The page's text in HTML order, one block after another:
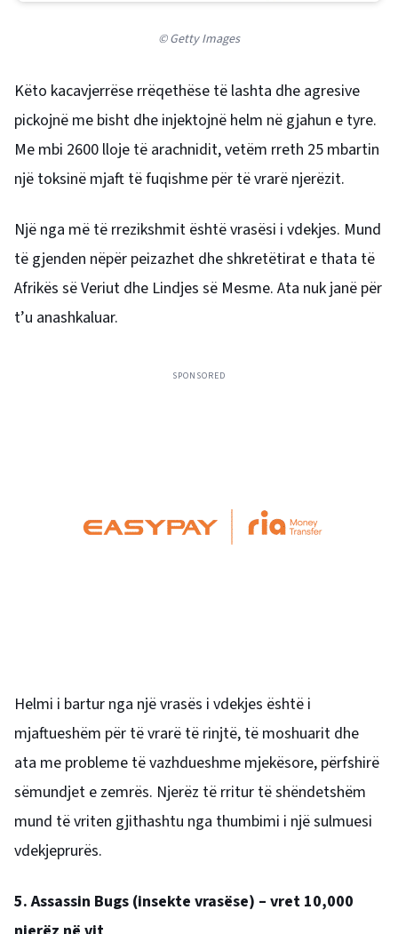
© Getty Images
Këto kacavjerrëse rrëqethëse të lashta dhe agresive
pickojnë me bisht dhe injektojnë helm në gjahun e tyre.
Me mbi 2600 lloje të arachnidit, vetëm rreth 25 mbartin
një toksinë mjaft të fuqishme për të vrarë njerëzit.
Një nga më të rrezikshmit është vrasësi i vdekjes. Mund
të gjenden nëpër peizazhet dhe shkretëtirat e thata të
Afrikës së Veriut dhe Lindjes së Mesme. Ata nuk janë për
t’u anashkaluar.
SPONSORED
Helmi i bartur nga një vrasës i vdekjes është i
mjaftueshëm për të vrarë të rinjtë, të moshuarit dhe
ata me probleme të vazhdueshme mjekësore, përfshirë
sëmundjet e zemrës. Njerëz të rritur të shëndetshëm
mund të vriten gjithashtu nga thumbimi i një sulmuesi
vdekjeprurës.
5. Assassin Bugs (insekte vrasëse) – vret 10,000